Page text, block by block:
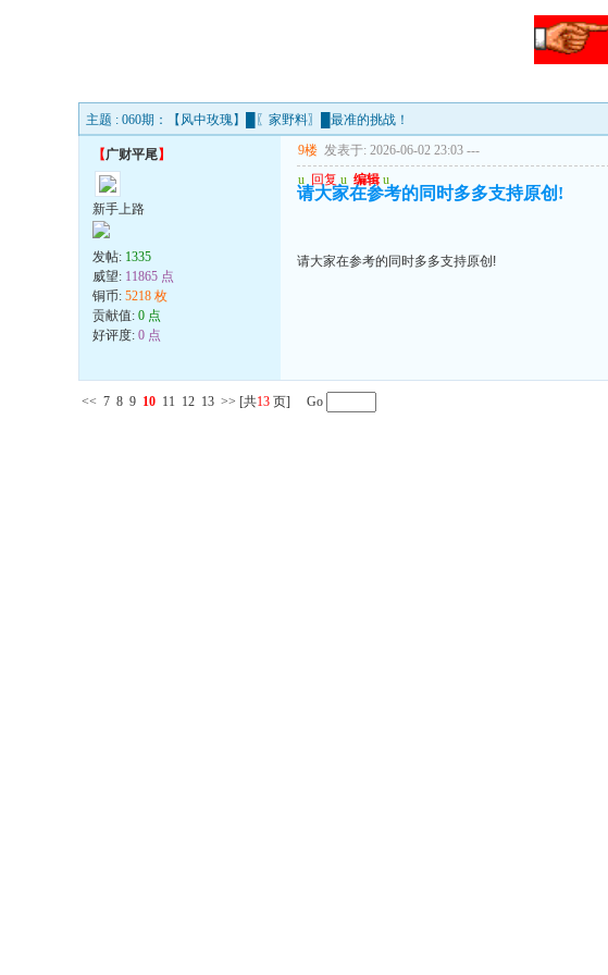
主题 : 060期：【风中玫瑰】█〖家野料〗█最准的挑战！
【广财平尾】
新手上路
发帖: 1335
威望: 11865 点
铜币: 5218 枚
贡献值: 0 点
好评度: 0 点
9楼 发表于: 2026-06-02 23:03 ---
u 回复 u 编辑 u
请大家在参考的同时多多支持原创!
请大家在参考的同时多多支持原创!
<< 7 8 9 10 11 12 13 >> [共13 页] Go